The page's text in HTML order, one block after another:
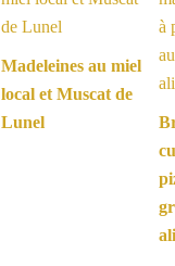
Madeleines au miel
local et Muscat de
Lunel